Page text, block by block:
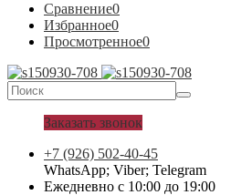
Сравнение0
Избранное0
Просмотренное0
Заказать звонок
+7 (926) 502-40-45
WhatsApp; Viber; Telegram
Ежедневно с 10:00 до 19:00